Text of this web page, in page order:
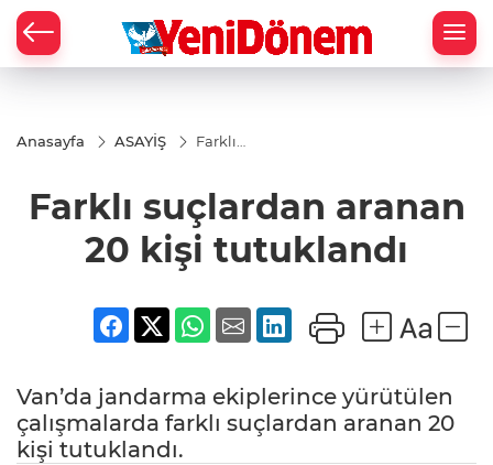
Anasayfa ASAYİŞ
Farklı
kişi
tutuklandı
Farklı suçlardan aranan
20 kişi tutuklandı
Van’da jandarma ekiplerince yürütülen
çalışmalarda farklı suçlardan aranan 20
kişi tutuklandı.